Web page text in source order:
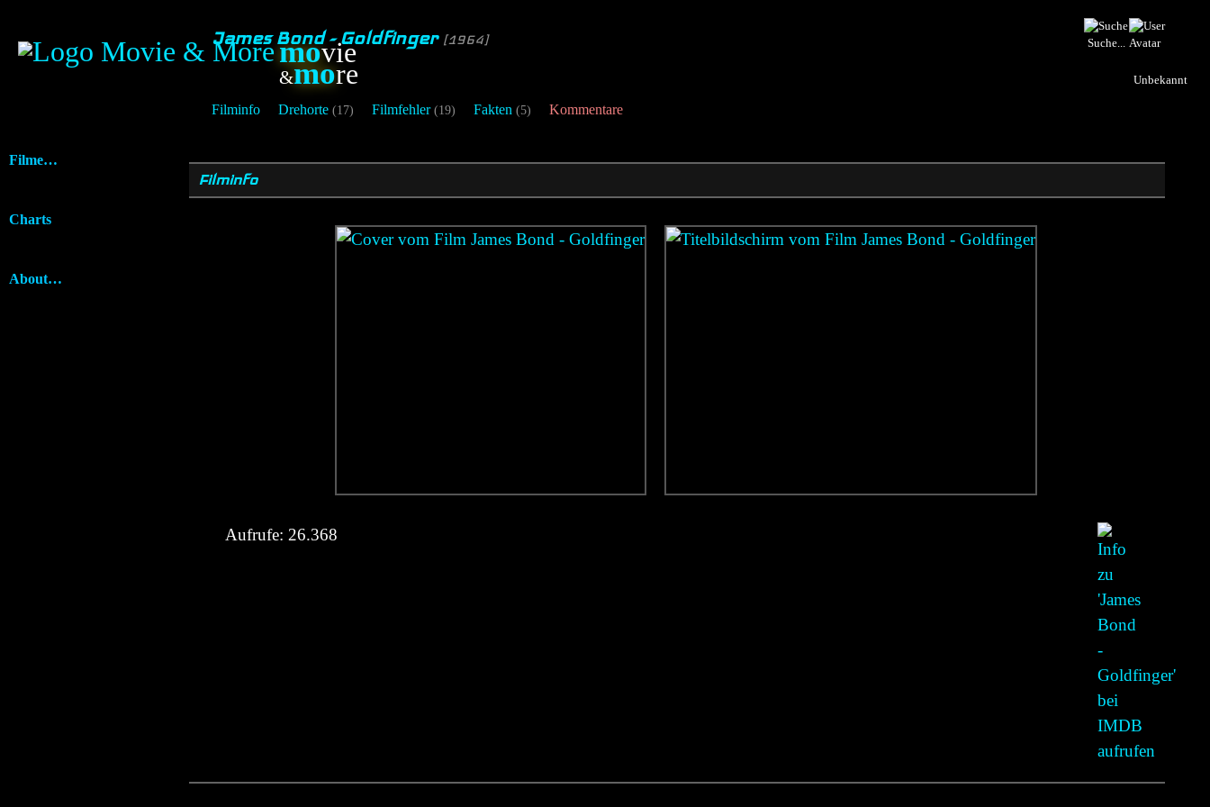
movie
&more
Suche...
Unbekannt
James Bond - Goldfinger [1964]
Filminfo Drehorte (17) Filmfehler (19) Fakten (5) Kommentare
Filme…
Charts
About…
Filminfo
Aufrufe: 26.368